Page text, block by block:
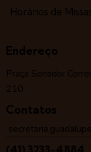
Horários de
Endereço
Praça Senador
210
Contatos